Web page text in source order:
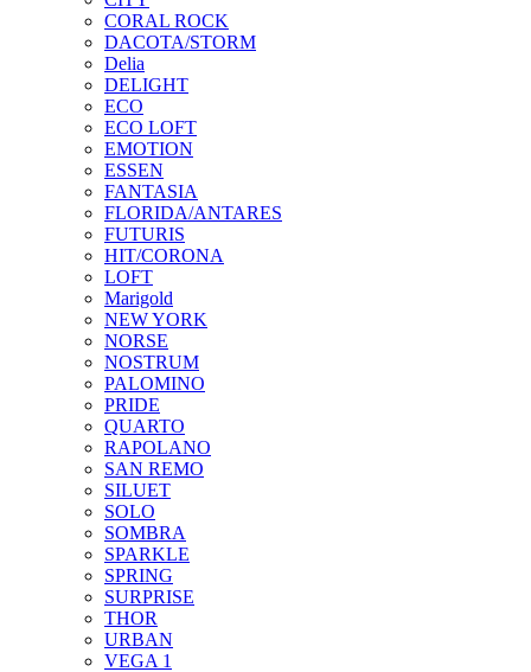
CORAL ROCK
DACOTA/STORM
Delia
DELIGHT
ECO
ECO LOFT
EMOTION
ESSEN
FANTASIA
FLORIDA/ANTARES
FUTURIS
HIT/CORONA
LOFT
Marigold
NEW YORK
NORSE
NOSTRUM
PALOMINO
PRIDE
QUARTO
RAPOLANO
SAN REMO
SILUET
SOLO
SOMBRA
SPARKLE
SPRING
SURPRISE
THOR
URBAN
VEGA 1